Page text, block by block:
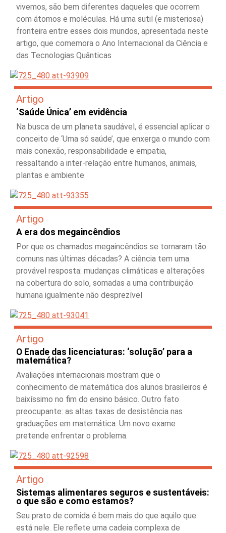
vivemos, são bem diferentes daqueles que ocorrem
com átomos e moléculas. Há uma sutil (e misteriosa)
fronteira entre esses dois mundos, apresentada neste
artigo, que comemora o Ano Internacional da Ciência e
das Tecnologias Quânticas
Artigo
‘Saúde Única’ em evidência
Na busca de um planeta saudável, é essencial aplicar o
conceito de ‘Uma só saúde’, que enxerga o mundo com
mais conexão, responsabilidade e empatia,
ressaltando a inter-relação entre humanos, animais,
plantas e ambiente
Artigo
A era dos megaincêndios
Por que os chamados megaincêndios se tornaram tão
comuns nas últimas décadas? A ciência tem uma
provável resposta: mudanças climáticas e alterações
na cobertura do solo, somadas a uma contribuição
humana igualmente não desprezível
Artigo
O Enade das licenciaturas: ‘solução’ para a
matemática?
Avaliações internacionais mostram que o
conhecimento de matemática dos alunos brasileiros é
baixíssimo no fim do ensino básico. Outro fato
preocupante: as altas taxas de desistência nas
graduações em matemática. Um novo exame
pretende enfrentar o problema.
Artigo
Sistemas alimentares seguros e sustentáveis:
o que são e como estamos?
Seu prato de comida é bem mais do que aquilo que
está nele. Ele reflete uma cadeia complexa de